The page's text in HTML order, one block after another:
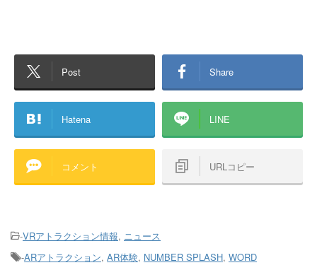
Post Share
Hatena LINE
コメント URLコピー
-VRアトラクション情報, ニュース
-ARアトラクション, AR体験, NUMBER SPLASH, WORD